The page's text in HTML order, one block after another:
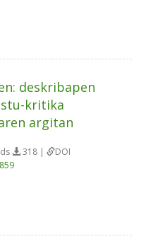
deskribapen
kritika
argitan
318 |
DOI